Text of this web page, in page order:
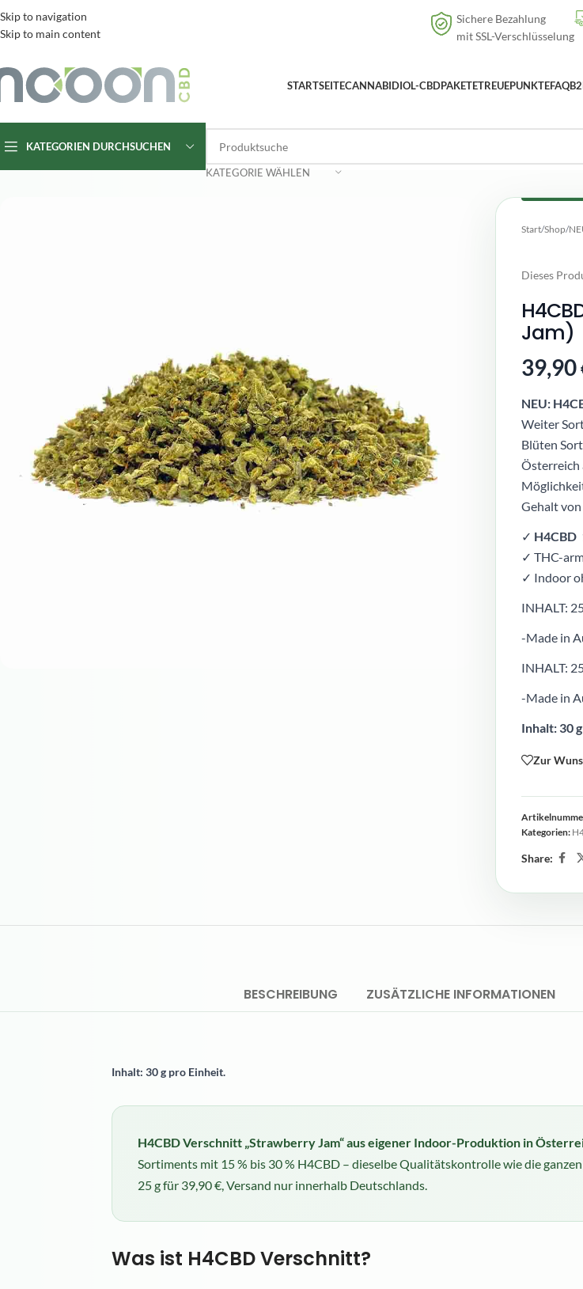
Skip to navigation
Skip to main content
nach AT, DE ab
Sichere Bezahlung
mit SSL-Verschlüsselung
STARTSEITECANNABIDIOL-CBDPAKETETREUEPUNKTEFAQ
KATEGORIEN DURCHSUCHEN
KATEGORIE WÄHLEN
Start/Shop/
Dieses
Jam)
39,90
NEU:
Weiter
Blüten
Österreich
Gehalt von
✓ H4CBD
✓ THC-
✓ Indoor
INHALT:
-Made in
INHALT:
-Made in
Inhalt: 30
Zur
Kategorien:
Share:
BESCHREIBUNG ZUSÄTZLICHE INFORMATIONEN
Inhalt: 30 g pro Einheit.
H4CBD Verschnitt „Strawberry Jam“ aus eigener Indoor-Produktion in
Sortiments mit 15 % bis 30 % H4CBD – dieselbe Qualitätskontrolle wie die
25 g für 39,90 €, Versand nur innerhalb Deutschlands.
Was ist H4CBD Verschnitt?